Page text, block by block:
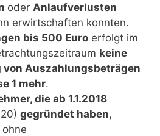
oder Anlaufverlusten
erwirtschaften konnten.
bis 500 Euro erfolgt im
keine
von Auszahlungsbeträgen
1 mehr.
die ab 1.1.2018
gegründet haben,